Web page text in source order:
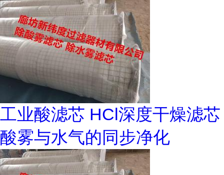
工业酸滤芯 HCl深度干燥滤芯
酸雾与水气的同步净化